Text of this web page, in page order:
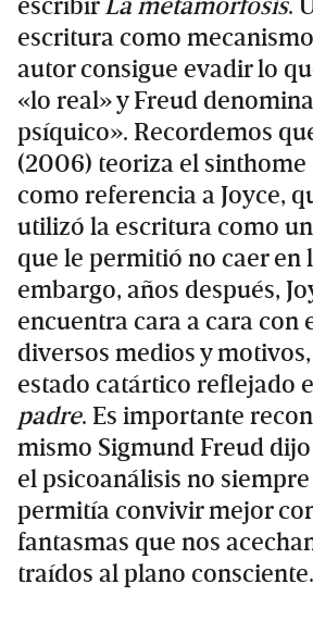
escribirLa metamorfosis.
escritura como
autor consigue evadir lo
«lo real» y Freud
psíquico». Recordemos
(2006) teoriza el
como referencia a Joyce,
utilizó la escritura como
que le permitió no caer en
embargo, años después,
encuentra cara a cara con
diversos medios y
estado catártico reflejado
padre. Es importante
mismo Sigmund Freud
el psicoanálisis no
permitía convivir mejor
fantasmas que nos
traídos al plano consciente.